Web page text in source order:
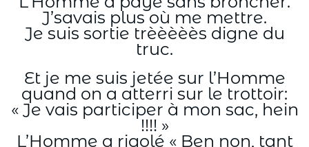
J’savais plus où me mettre.
Je suis sortie trèèèèès digne du
truc.
Et je me suis jetée sur l’Homme
quand on a atterri sur le trottoir:
« Je vais participer à mon sac, hein
!!!! »
L’Homme a rigolé « Ben non, tant